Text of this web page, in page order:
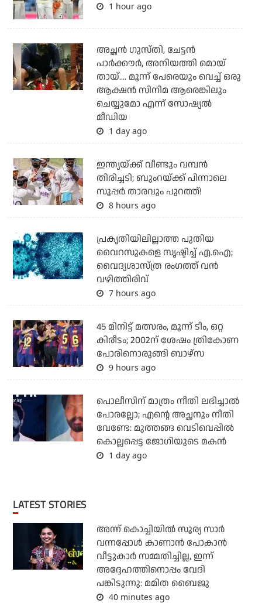
1 hour ago
അച്ഛന്‍ ഗുസ്തി, ചേട്ടന്‍
പാര്‍ക്കൗര്‍, അനിയത്തി മൊയ്
തായ്.... മൂന്ന് പേരെയും വെച്ച് ഒരു
ആക്ഷന്‍ സിനിമ ആരെങ്കിലും
ചെയ്യുമോ എന്ന് സോഷ്യല്‍
മീഡിയ
1 day ago
ഇന്ത്യയ്ക്ക് വീണ്ടും വമ്പന്‍
തിരിച്ചടി; ബുംറയ്ക്ക് പിന്നാലെ
സൂപ്പര്‍ താരവും പുറത്ത്!
8 hours ago
പ്രകൃതിയിലില്ലാത്ത പുതിയ
വൈറസുകളെ സൃഷ്ടിച്ച് എ.ഐ;
വൈദ്യശാസ്ത്ര രംഗത്ത് വന്‍
വഴിത്തിരിവ്
7 hours ago
45 മിനിട്ട് മത്സരം, മൂന്ന് ടീം, ഒറ്റ
കിരീടം; 2002ന് ശേഷം ത്രികോണ
പോരിനൊരുങ്ങി ബാഴ്‌സ
9 hours ago
പൊലീസിന് മാത്രം നീതി ലഭിച്ചാല്‍
പോരല്ലോ; എന്റെ അച്ഛനും നീതി
വേണ്ടേ: മുത്തങ്ങ വെടിവെപ്പില്‍
കൊല്ലപ്പെട്ട ജോഗിയുടെ മകന്‍
1 day ago
LATEST STORIES
അന്ന് കൊച്ചിയില്‍ സൂര്യ സാര്‍
വന്നപ്പോള്‍ കാണാന്‍ പോകാന്‍
വീട്ടുകാര്‍ സമ്മതിച്ചില്ല, ഇന്ന്
അദ്ദേഹത്തിനൊപ്പം വേദി
പങ്കിടുന്നു: മമിത ബൈജു
40 minutes ago